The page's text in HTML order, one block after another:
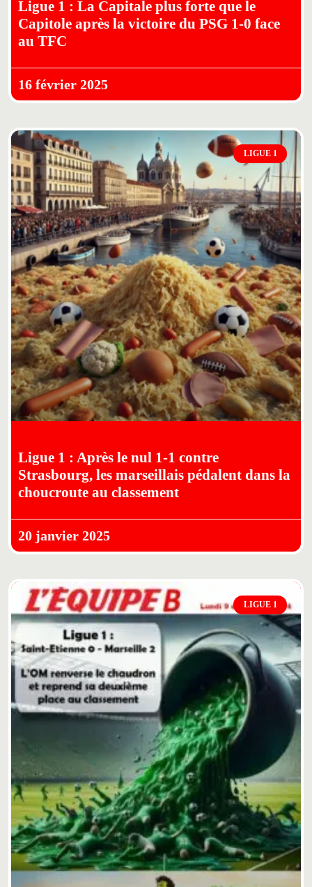
Ligue 1 : La Capitale plus forte que le
Capitole après la victoire du PSG 1-0 face
au TFC
16 février 2025
LIGUE 1
Ligue 1 : Après le nul 1-1 contre
Strasbourg, les marseillais pédalent dans la
choucroute au classement
20 janvier 2025
LIGUE 1